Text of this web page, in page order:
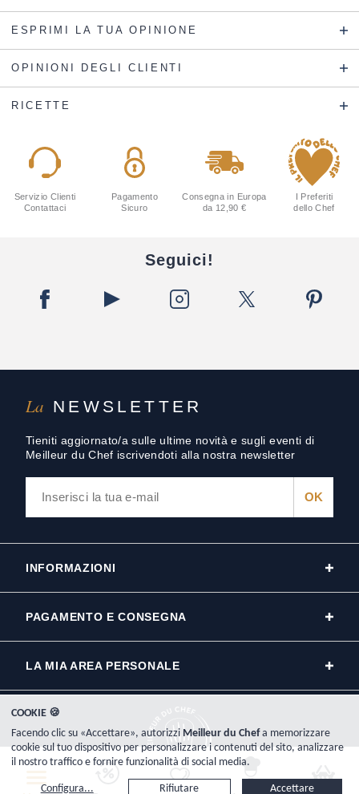
ESPRIMI LA TUA OPINIONE
OPINIONI DEGLI CLIENTI
RICETTE
La NEWSLETTER
Tieniti aggiornato/a sulle ultime novità e sugli eventi di
Meilleur du Chef iscrivendoti alla nostra newsletter
Servizio Clienti
Contattaci
Pagamento
Sicuro
Consegna in Europa
da 12,90 €
I Preferiti
dello Chef
Seguici!
INFORMAZIONI
PAGAMENTO E CONSEGNA
LA MIA AREA PERSONALE
Copyright © 2000-2026, www.meilleurduchef.com - Tutti i diritti riservati.
COOKIE 🍪
Facendo clic su «Accettare», autorizzi Meilleur du Chefa memorizzare
cookie sul tuo dispositivo per personalizzare i contenuti del sito, analizzare
il nostro traffico e fornire funzionalità di social media.
Accettare
Rifiutare
Configura...